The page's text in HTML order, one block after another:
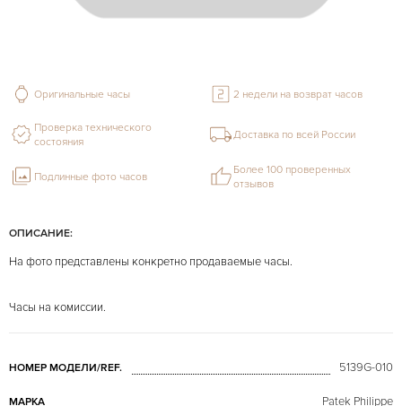
ОПИСАНИЕ:
На фото представлены конкретно продаваемые часы.
Часы на комиссии.
НОМЕР МОДЕЛИ/REF. 5139G-010
МАРКА Patek Philippe
Оригинальные часы 2 недели на возврат часов
Проверка технического
состояния
Доставка по всей России
Подлинные фото часов
Более 100 проверенных
отзывов